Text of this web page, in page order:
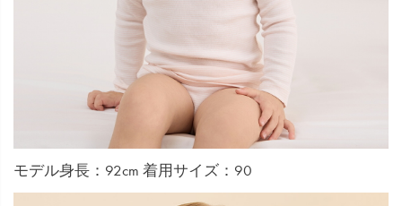
モデル身長：92cm 着用サイズ：90